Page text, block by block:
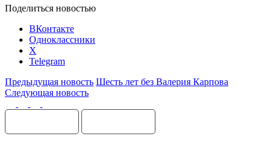
Поделиться новостью
ВКонтакте
Одноклассники
X
Telegram
Предыдущая новость Шесть лет без Валерия Карпова
Следующая новость